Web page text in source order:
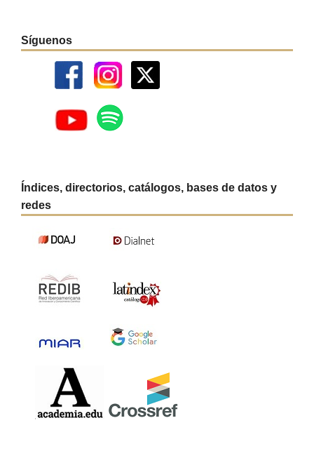
Síguenos
Índices, directorios, catálogos, bases de datos y
redes